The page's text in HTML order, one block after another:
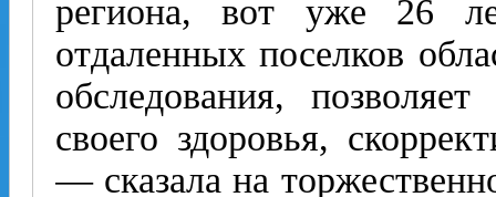
региона, вот уже 26
отдаленных поселков
обследования,
своего здоровья,
— сказала на